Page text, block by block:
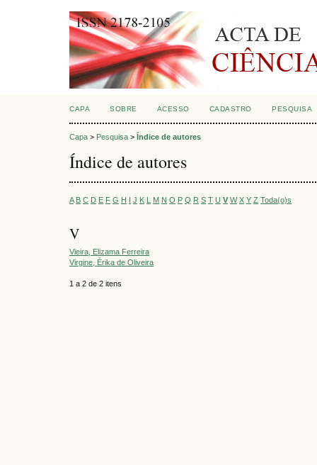
CAPA SOBRE ACESSO CADASTRO PESQUISA
Capa > Pesquisa > Índice de autores
Índice de autores
A B C D E F G H I J K L M N O P Q R S T U V W X Y Z Toda(o)s
V
Vieira, Elizama Ferreira
Virgine, Érika de Oliveira
1 a 2 de 2 itens